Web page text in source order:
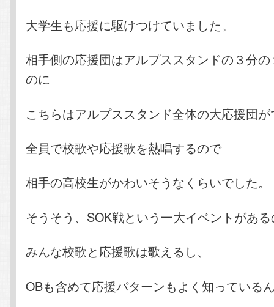
大学生も応援に駆けつけていました。
相手側の応援団はアルプススタンドの３分
のに
こちらはアルプススタンド全体の大応援団
全員で校歌や応援歌を熱唱するので
相手の高校生がかわいそうなくらいでした。
そうそう、SOK戦という一大イベントがあ
みんな校歌と応援歌は歌えるし、
OBも含めて応援パターンもよく知っている